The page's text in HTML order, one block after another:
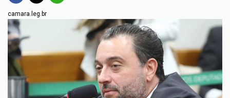
camara.leg.br